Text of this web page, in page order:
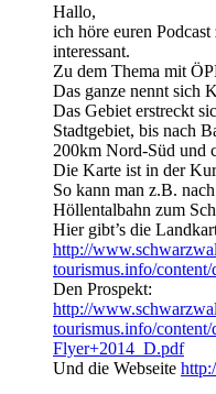
Hallo,
ich höre euren
interessant.
Zu dem Thema mit
Das ganze nennt sich
Das Gebiet erstreckt
Stadtgebiet, bis nach
200km Nord-Süd und
Die Karte ist in der
So kann man z.B.
Höllentalbahn zum
Hier gibt’s die
http://
tourismus.info/
Den Prospekt:
http://
tourismus.info/
Flyer+2014_D.pdf
Und die Webseite